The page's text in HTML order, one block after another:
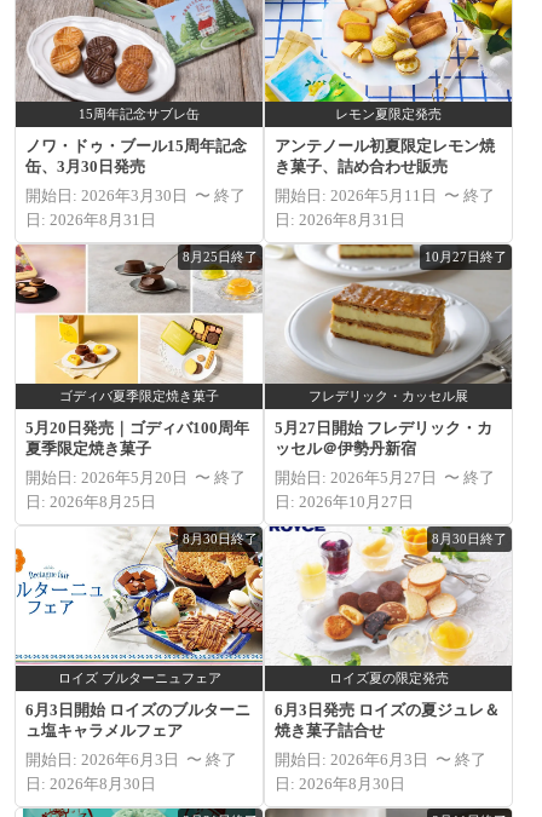
15周年記念サブレ缶
ノワ・ドゥ・ブール15周年記念
缶、3月30日発売
開始日: 2026年3月30日 〜 終了
日: 2026年8月31日
レモン夏限定発売
アンテノール初夏限定レモン焼
き菓子、詰め合わせ販売
開始日: 2026年5月11日 〜 終了
日: 2026年8月31日
8月25日終了
ゴディバ夏季限定焼き菓子
5月20日発売｜ゴディバ100周年
夏季限定焼き菓子
開始日: 2026年5月20日 〜 終了
日: 2026年8月25日
10月27日終了
フレデリック・カッセル展
5月27日開始 フレデリック・カ
ッセル＠伊勢丹新宿
開始日: 2026年5月27日 〜 終了
日: 2026年10月27日
8月30日終了
ロイズ ブルターニュフェア
6月3日開始 ロイズのブルターニ
ュ塩キャラメルフェア
開始日: 2026年6月3日 〜 終了
日: 2026年8月30日
8月30日終了
ロイズ夏の限定発売
6月3日発売 ロイズの夏ジュレ＆
焼き菓子詰合せ
開始日: 2026年6月3日 〜 終了
日: 2026年8月30日